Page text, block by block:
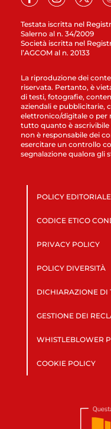
Testata iscritta nel
Salerno al n. 34/2009
Società iscritta nel
l’AGCOM al n. 20133
La riproduzione dei
riservata. Pertanto, è
di testi, fotografie,
aziendali e pubblicitarie,
elettronico/digitale o per
tutto quanto è ascrivibile
non è responsabile dei
esercitare un controllo
segnalazione qualora gli
POLICY EDITORIALE
CODICE ETICO
PRIVACY POLICY
POLICY DIVERSITÀ
DICHIARAZIONE DI
GESTIONE DEI
WHISTLEBLOWER
COOKIE POLICY